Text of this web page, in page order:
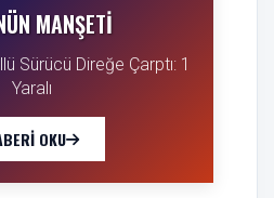
MANŞETI
Sürücü Direğe Çarptı: 1
Yaralı
OKU